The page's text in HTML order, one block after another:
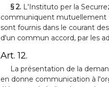
§ 2. L'Instituto per la
communiquent mutuellement
sont fournis dans le courant
d'un commun accord, par les
Art. 12.
La présentation de la
en donne communication à